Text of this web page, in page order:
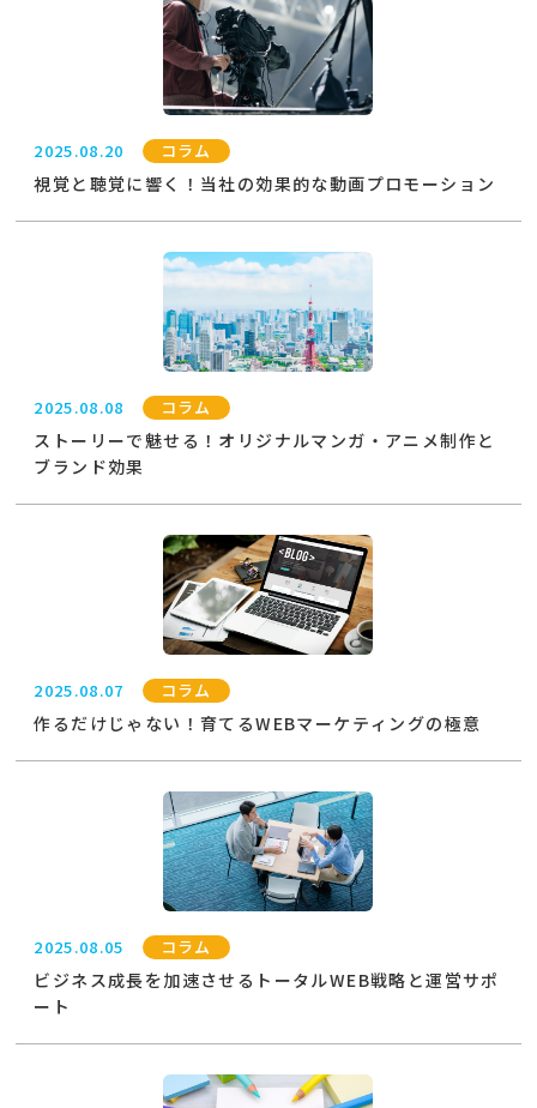
2025.08.20 コラム
視覚と聴覚に響く！当社の効果的な動画プロモーション
2025.08.08 コラム
ストーリーで魅せる！オリジナルマンガ・アニメ制作と
ブランド効果
2025.08.07 コラム
作るだけじゃない！育てるWEBマーケティングの極意
2025.08.05 コラム
ビジネス成長を加速させるトータルWEB戦略と運営サポ
ート